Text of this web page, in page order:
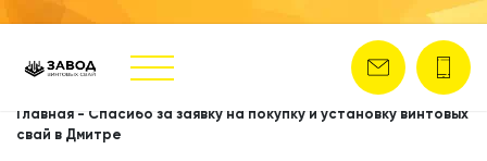
Главная - Спасибо за заявку на покупку и установку винтовых
свай в Дмитре